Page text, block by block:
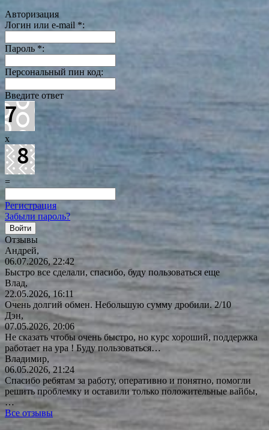
Авторизация
Логин или e-mail *:
Пароль *:
Персональный пин код:
Введите ответ
x
=
Регистрация
Забыли пароль?
Отзывы
Андрей,
06.07.2026, 22:42
Быстро все сделали, спасибо, буду пользоваться еще
Влад,
22.05.2026, 16:11
Очень долгий обмен. Небольшую сумму дробили. 2/10
Дэн,
07.05.2026, 20:06
Не сказать чтобы очень быстро, но курс хороший, поддержка
работает на ура ! Буду пользоваться…
Владимир,
06.05.2026, 21:24
Спасибо ребятам за работу, оперативно и понятно, помогли
решить проблемку и оставили только положительные вайбы,
…
Все отзывы